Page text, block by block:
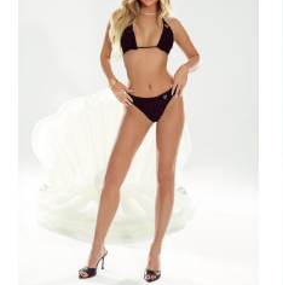
ulubionych